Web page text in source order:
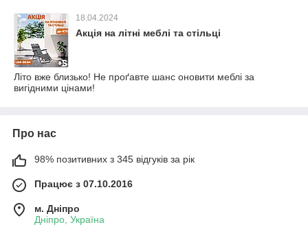
18.04.2024
Акція на літні меблі та стільці
Літо вже близько! Не проґавте шанс оновити меблі за
вигідними цінами!
Про нас
98% позитивних з 345 відгуків за рік
Працює з 07.10.2016
м. Дніпро
Дніпро, Україна